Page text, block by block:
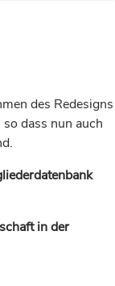
des Redesigns
dass nun auch
in der